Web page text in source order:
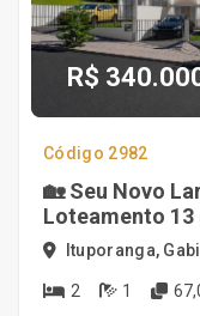
R$
Código 2982
🏡 Seu Novo
Loteamento 13
Ituporanga,
2 1